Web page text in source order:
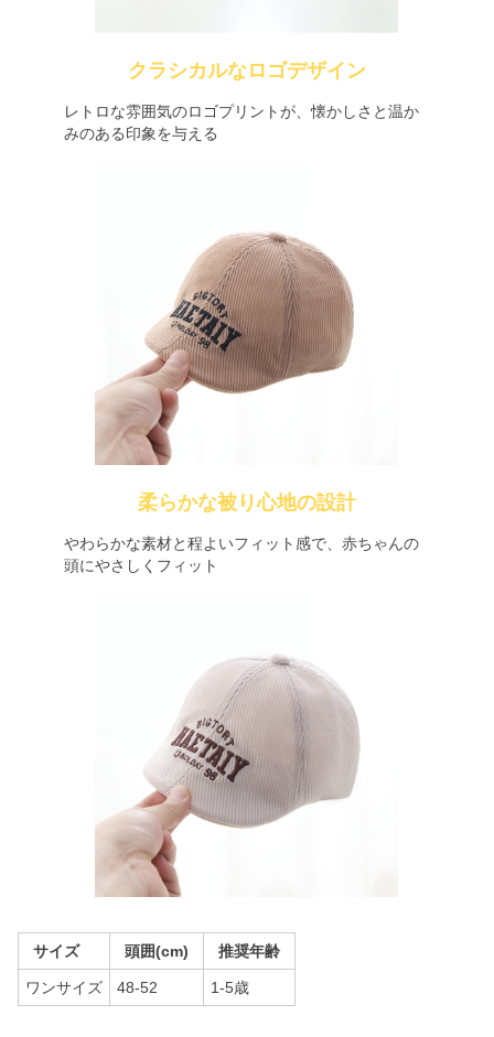
クラシカルなロゴデザイン
レトロな雰囲気のロゴプリントが、懐かしさと温か
みのある印象を与える
柔らかな被り心地の設計
やわらかな素材と程よいフィット感で、赤ちゃんの
頭にやさしくフィット
サイズ 頭囲(cm) 推奨年齢
ワンサイズ 48-52 1-5歳